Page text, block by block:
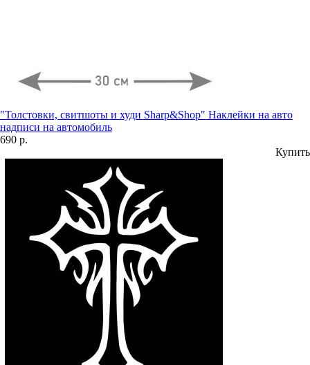
"Толстовки, свитшоты и худи Sharp&Shop" Наклейки на авто
надписи на автомобиль
690 р.
Купить